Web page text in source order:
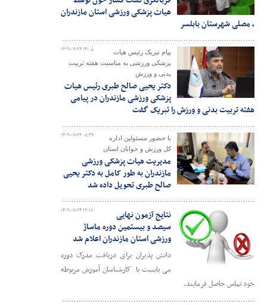
هیات پزشکی ورزشی استان مازندران
، مصلی شهرستان بابلسر
۱۴۰۲-۰۷-۲۶ ۱۴:۰۵
پیام تبریک رئیس هیات
پزشکی ورزشی به مناسبت هفته تربیت
بدنی و ورزش
دکتر یحیی صالح طبری رئیس هیات
پزشکی ورزشی مازندران در پیامی
هفته تربیت بدنی و ورزش را تبریک گفت
۱۴۰۲-۰۷-۲۶ ۰۸:۲۹
با حضور مسئولین اداره
کل ورزش و جوانان استان
مدیریت هیات پزشکی ورزشی
مازندران به طور کامل به دکتر یحیی
صالح طبری تحویل داده شد
۱۴۰۲-۰۷-۲۴ ۱۲:۱۸
نتایج آزمون نهایی
سیصد و بیستمین دوره ماساژ
ورزشی استان مازندران اعلام شد
دانش پذیران برای دریافت مدرک دوره
می بایست با کارشناسان آموزش مربوطه
خود تماس حاصل فرمایند.